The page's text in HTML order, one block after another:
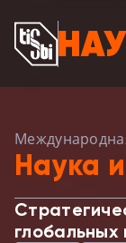
Наука
глобальных